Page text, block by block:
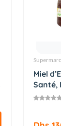
Miel
Santé,
G...